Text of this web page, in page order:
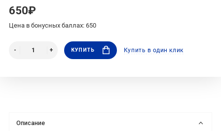
650₽
Цена в бонусных баллах: 650
КУПИТЬ Купить в один клик
Описание